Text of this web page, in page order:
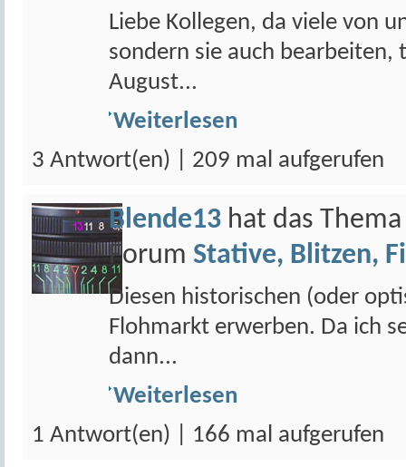
Liebe Kollegen, da viele von
sondern sie auch bearbeiten,
August...
Weiterlesen
3 Antwort(en) | 209 mal aufgerufen
Blende13 hat das
Forum Stative, Blitzen,
Diesen historischen (oder
Flohmarkt erwerben. Da ich
dann...
Weiterlesen
1 Antwort(en) | 166 mal aufgerufen